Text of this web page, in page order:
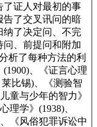
了证人对最初的事
告了交叉讯问的暗
纳了决定问、不完
、前提问和附加
析了每种方法的利
、《证言心理
比锡)、《测验智
童与少年的智力》
理学》(1938)、
《风俗犯罪诉讼中